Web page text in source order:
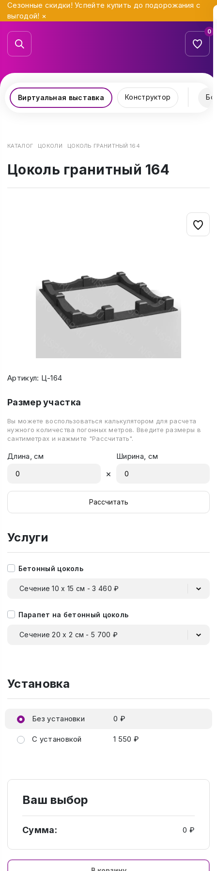
Сезонные скидки! Успейте купить до подорожания с
выгодой! ×
0
Виртуальная выставка Конструктор
КАТАЛОГ ЦОКОЛИ ЦОКОЛЬ ГРАНИТНЫЙ 164
Цоколь гранитный 164
Артикул: Ц-164
Размер участка
Вы можете воспользоваться калькулятором для расчета
нужного количества погонных метров. Введите размеры в
сантиметрах и нажмите "Рассчитать".
Длина, см
×
Ширина, см
Рассчитать
Услуги
Бетонный цоколь
Сечение 10 х 15 см - 3 460 ₽
Парапет на бетонный цоколь
Сечение 20 х 2 см - 5 700 ₽
Установка
Без установки 0 ₽
С установкой 1 550 ₽
Ваш выбор
Сумма: 0 ₽